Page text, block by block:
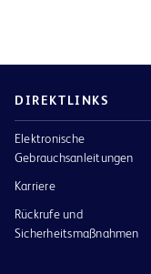
DIREKTLINKS
Elektronische
Gebrauchsanleitungen
Karriere
Rückrufe und
Sicherheitsmaßnahmen